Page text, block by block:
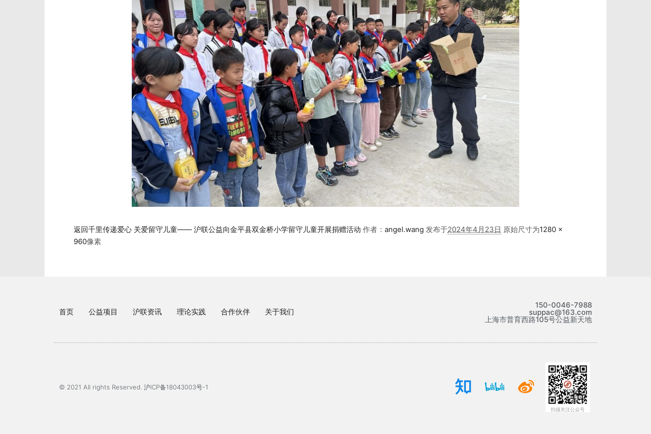
返回千里传递爱心 关爱留守儿童—— 沪联公益向金平县双金桥小学留守儿童开展捐赠活动 作者： angel.wang 发布于2024年4月23日 原始尺寸为1280 ×
960像素
首页 公益项目 沪联资讯 理论实践 合作伙伴 关于我们
150-0046-7988
suppac@163.com
上海市普育西路105号公益新天地
© 2021 All rights Reserved. 沪ICP备18043003号-1
扫描关注公众号